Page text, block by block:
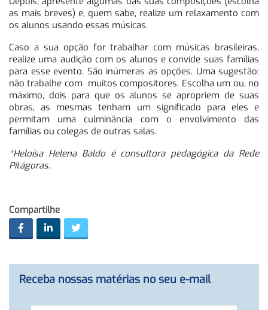
as mais breves) e, quem sabe, realize um relaxamento com
os alunos usando essas músicas.
Caso a sua opção for trabalhar com músicas brasileiras,
realize uma audição com os alunos e convide suas famílias
para esse evento. São inúmeras as opções. Uma sugestão:
não trabalhe com muitos compositores. Escolha um ou, no
máximo, dois para que os alunos se apropriem de suas
obras, as mesmas tenham um significado para eles e
permitam uma culminância com o envolvimento das
famílias ou colegas de outras salas.
*Heloísa Helena Baldo é consultora pedagógica da Rede
Pitágoras.
Compartilhe
Receba nossas matérias no seu e-mail